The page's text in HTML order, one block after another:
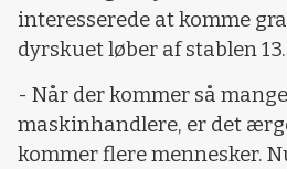
interesserede at komme
dyrskuet løber af stablen
- Når der kommer så
maskinhandlere, er det
kommer flere mennesker.